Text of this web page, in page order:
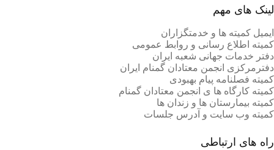
لینک های مهم
ایمیل کمیته ها و خدمتگزاران
کميته اطلاع رسانی و روابط عمومی
دفتر خدمات جهانی شعبه ايران
دفترمرکزی انجمن معتادان گمنام ایران
کمیته فصلنامه پیام بهبودی
کمیته کارگاه ها ی انجمن معتادان گمنام
کمیته بیمارستان ها و زندان ها
کمیته وب سایت و آدرس جلسات
راه های ارتباطی